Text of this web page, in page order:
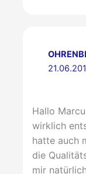
Hallo
wirklich
hatte auch
die
mir